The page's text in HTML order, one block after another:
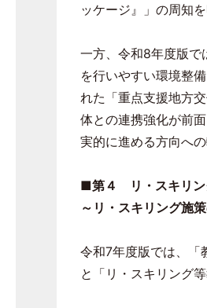
ッケージ』」の周知
一方、令和8年度版で
を行いやすい環境整
れた「重点支援地方
体との連携強化が前
実的に進める方向へ
■第４ リ・スキリン
～リ・スキリング施
令和7年度版では、「
と「リ・スキリング